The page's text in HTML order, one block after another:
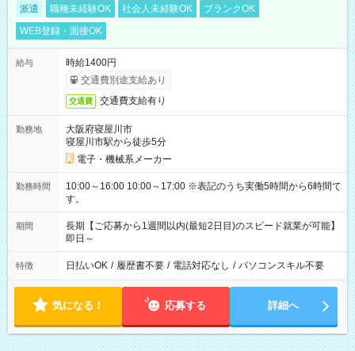
派遣 職種未経験OK 社会人未経験OK
ブランクOK
WEB登録・面接OK
給与
時給1400円
交通費別途支給あり
交通費 交通費支給有り
勤務地
大阪府寝屋川市
寝屋川市駅から徒歩5分
電子・機械系メーカー
勤務時間
10:00～16:00 10:00～17:00 ※表記のうち実働5時間から6時間で
す。
期間
長期【ご応募から1週間以内(最短2日目)のスピード就業が可能】
即日～
特徴 日払いOK / 履歴書不要 / 電話対応なし / パソコンスキル不要
気になる！ 応募する 詳細へ